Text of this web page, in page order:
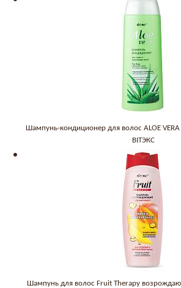
Шампунь-кондиционер для волос ALOE
BITЭКС
Шампунь для волос Fruit Therapy